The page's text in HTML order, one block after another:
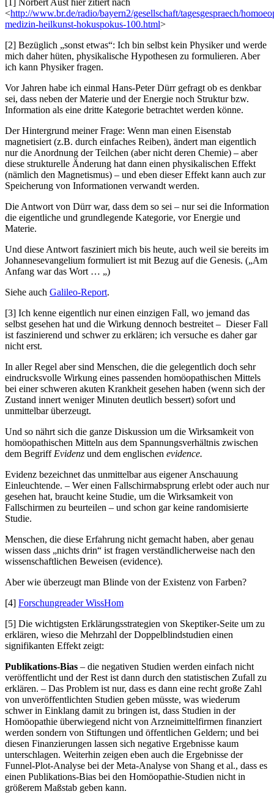
[1] Norbert Aust hier zitiert nach
<http://www.br.de/radio/bayern2/gesellschaft/tagesgespraech/
medizin-heilkunst-hokuspokus-100.html>
[2] Bezüglich „sonst etwas“: Ich bin selbst kein Physiker und werde
mich daher hüten, physikalische Hypothesen zu formulieren. Aber
ich kann Physiker fragen.
Vor Jahren habe ich einmal Hans-Peter Dürr gefragt ob es denkbar
sei, dass neben der Materie und der Energie noch Struktur bzw.
Information als eine dritte Kategorie betrachtet werden könne.
Der Hintergrund meiner Frage: Wenn man einen Eisenstab
magnetisiert (z.B. durch einfaches Reiben), ändert man eigentlich
nur die Anordnung der Teilchen (aber nicht deren Chemie) – aber
diese strukturelle Änderung hat dann einen physikalischen Effekt
(nämlich den Magnetismus) – und eben dieser Effekt kann auch zur
Speicherung von Informationen verwandt werden.
Die Antwort von Dürr war, dass dem so sei – nur sei die Information
die eigentliche und grundlegende Kategorie, vor Energie und
Materie.
Und diese Antwort fasziniert mich bis heute, auch weil sie bereits im
Johannesevangelium formuliert ist mit Bezug auf die Genesis. („Am
Anfang war das Wort … „)
Siehe auch Galileo-Report.
[3] Ich kenne eigentlich nur einen einzigen Fall, wo jemand das
selbst gesehen hat und die Wirkung dennoch bestreitet – Dieser Fall
ist faszinierend und schwer zu erklären; ich versuche es daher gar
nicht erst.
In aller Regel aber sind Menschen, die die gelegentlich doch sehr
eindrucksvolle Wirkung eines passenden homöopathischen Mittels
bei einer schweren akuten Krankheit gesehen haben (wenn sich der
Zustand innert weniger Minuten deutlich bessert) sofort und
unmittelbar überzeugt.
Und so nährt sich die ganze Diskussion um die Wirksamkeit von
homöopathischen Mitteln aus dem Spannungsverhältnis zwischen
dem Begriff Evidenz und dem englischen evidence.
Evidenz bezeichnet das unmittelbar aus eigener Anschauung
Einleuchtende. – Wer einen Fallschirmabsprung erlebt oder auch nur
gesehen hat, braucht keine Studie, um die Wirksamkeit von
Fallschirmen zu beurteilen – und schon gar keine randomisierte
Studie.
Menschen, die diese Erfahrung nicht gemacht haben, aber genau
wissen dass „nichts drin“ ist fragen verständlicherweise nach den
wissenschaftlichen Beweisen (evidence).
Aber wie überzeugt man Blinde von der Existenz von Farben?
[4] Forschungreader WissHom
[5] Die wichtigsten Erklärungsstrategien von Skeptiker-Seite um zu
erklären, wieso die Mehrzahl der Doppelblindstudien einen
signifikanten Effekt zeigt:
Publikations-Bias – die negativen Studien werden einfach nicht
veröffentlicht und der Rest ist dann durch den statistischen Zufall zu
erklären. – Das Problem ist nur, dass es dann eine recht große Zahl
von unveröffentlichten Studien geben müsste, was wiederum
schwer in Einklang damit zu bringen ist, dass Studien in der
Homöopathie überwiegend nicht von Arzneimittelfirmen finanziert
werden sondern von Stiftungen und öffentlichen Geldern; und bei
diesen Finanzierungen lassen sich negative Ergebnisse kaum
unterschlagen. Weiterhin zeigen eben auch die Ergebnisse der
Funnel-Plot-Analyse bei der Meta-Analyse von Shang et al., dass es
einen Publikations-Bias bei den Homöopathie-Studien nicht in
größerem Maßstab geben kann.